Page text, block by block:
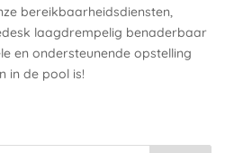
bereikbaarheidsdiensten,
laagdrempelig benaderbaar
en ondersteunende opstelling
in de pool is!